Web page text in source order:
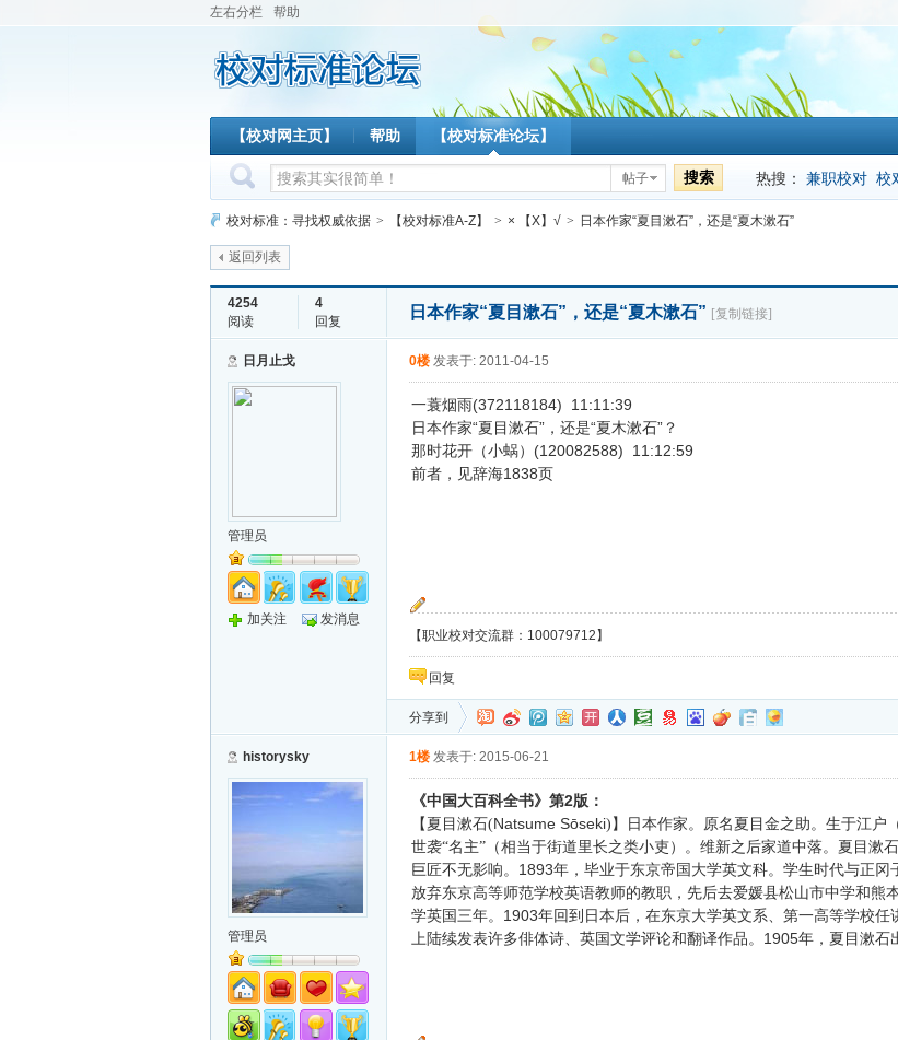
左右分栏 帮助
【校对网主页】 帮助 【校对标准论坛】
帖子 搜索 热搜： 兼职校对 校
校对标准：寻找权威依据 > 【校对标准A-Z】 > × 【X】√ > 日本作家“夏目漱石”，还是“夏木漱石”
返回列表
4254
阅读
4
回复
日本作家“夏目漱石”，还是“夏木漱石” [复制链接]
日月止戈
管理员
加关注 发消息
0楼 发表于: 2011-04-15
一蓑烟雨(372118184) 11:11:39
日本作家“夏目漱石”，还是“夏木漱石”？
那时花开（小蜗）(120082588) 11:12:59
前者，见辞海1838页
【职业校对交流群：100079712】
回复
分享到
historysky
管理员
1楼 发表于: 2015-06-21
《中国大百科全书》第2版：
【夏目漱石(Natsume Sōseki)】日本作家。原名夏目金之助。生于江户
世袭“名主”（相当于街道里长之类小吏）。维新之后家道中落。夏目漱
巨匠不无影响。 1893年，毕业于东京帝国大学英文科。学生时代与正冈
放弃东京高等师范学校英语教师的教职，先后去爱媛县松山市中学和熊
学英国三年。 1903年回到日本后，在东京大学英文系、第一高等学校
上陆续发表许多俳体诗、英国文学评论和翻译作品。 1905年，夏目漱